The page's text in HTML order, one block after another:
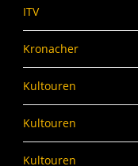
ITV
Kronacher
Kultouren
Kultouren
Kultouren